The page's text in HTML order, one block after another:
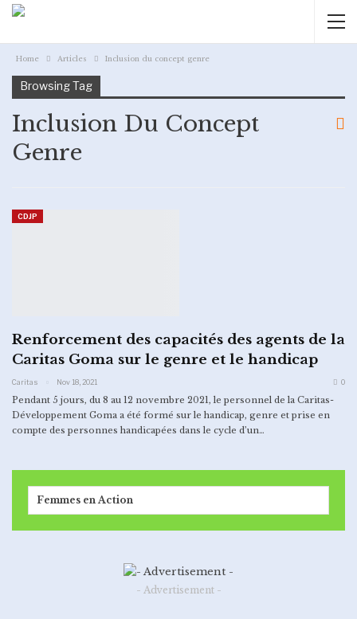
Home Articles Inclusion du concept genre
Browsing Tag
Inclusion Du Concept
Genre
CDJP
Renforcement des capacités des agents de la
Caritas Goma sur le genre et le handicap
Caritas Nov 18, 2021 0
Pendant 5 jours, du 8 au 12 novembre 2021, le personnel de la Caritas-
Développement Goma a été formé sur le handicap, genre et prise en
compte des personnes handicapées dans le cycle d’un…
Femmes en Action
- Advertisement -